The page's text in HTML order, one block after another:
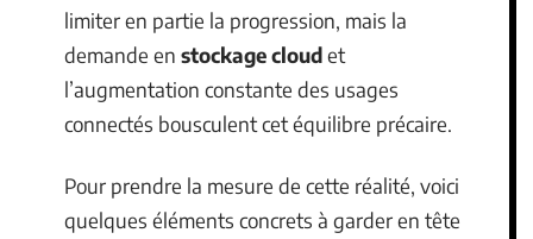
limiter en partie la progression, mais la
demande en stockage cloudet
l’augmentation constante des usages
connectés bousculent cet équilibre précaire.
Pour prendre la mesure de cette réalité, voici
quelques éléments concrets à garder en tête